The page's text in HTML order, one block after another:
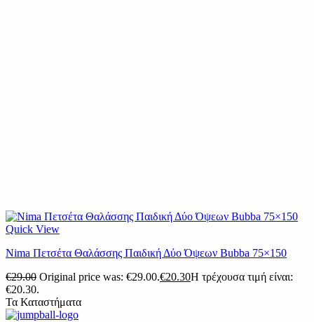
Quick View
Nima Πετσέτα Θαλάσσης Παιδική Δύο Όψεων Bubba 75×150
€29.00 Original price was: €29.00.€20.30Η τρέχουσα τιμή είναι:
€20.30.
Τα Καταστήματα